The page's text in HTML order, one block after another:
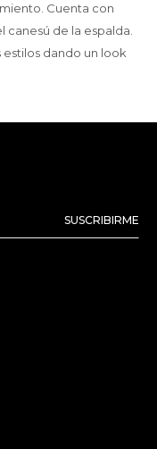
Cuenta con
de la espalda.
estilos dando un look
SUSCRIBIRME